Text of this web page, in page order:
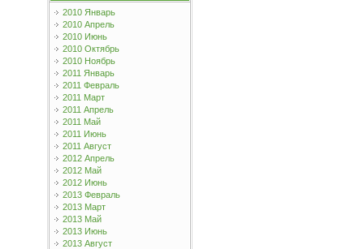
2010 Январь
2010 Апрель
2010 Июнь
2010 Октябрь
2010 Ноябрь
2011 Январь
2011 Февраль
2011 Март
2011 Апрель
2011 Май
2011 Июнь
2011 Август
2012 Апрель
2012 Май
2012 Июнь
2013 Февраль
2013 Март
2013 Май
2013 Июнь
2013 Август